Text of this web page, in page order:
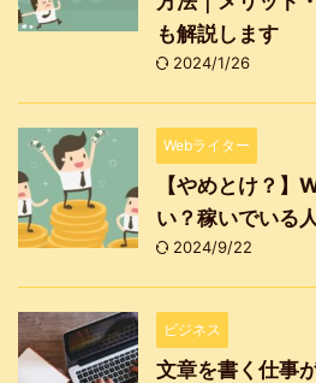
も解説します
2024/1/26
Webライター
【やめとけ？】
い？稼いでいる
2024/9/22
ビジネス
文章を書く仕事